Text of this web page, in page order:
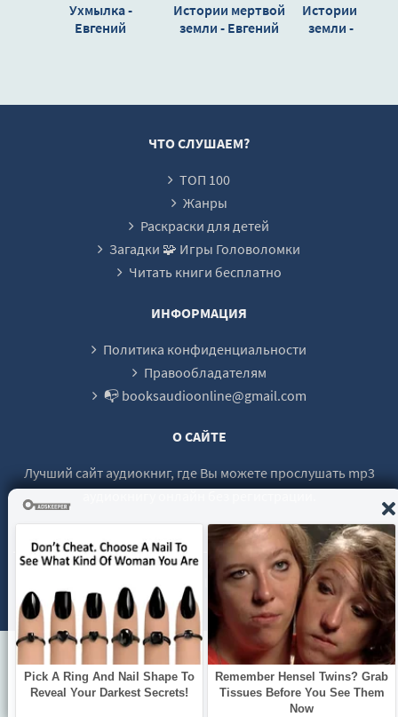
Ухмылка -
Евгений
Истории мертвой
земли - Евгений
Истории
земли -
ЧТО СЛУШАЕМ?
ТОП 100
Жанры
Раскраски для детей
Загадки 🧩 Игры Головоломки
Читать книги бесплатно
ИНФОРМАЦИЯ
Политика конфиденциальности
Правообладателям
📭 booksaudioonline@gmail.com
О САЙТЕ
Лучший сайт аудиокниг, где Вы можете прослушать mp3
© 2021 - 2026 booksaudio-online.com Все права защищены.